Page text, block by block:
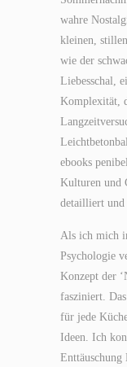
wahre
kleinen,
wie der
Liebesschal,
Komplexität,
ebooks
Kulturen und
detailliert
Als ich mich
Psychologie
Konzept der
fasziniert.
für jede
Ideen. Ich
Enttäuschung